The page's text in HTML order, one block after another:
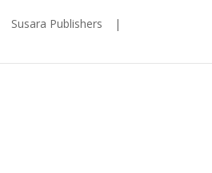
Susara Publishers
|